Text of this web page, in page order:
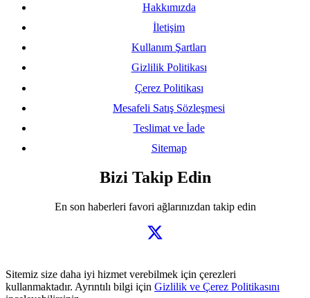
Hakkımızda
İletişim
Kullanım Şartları
Gizlilik Politikası
Çerez Politikası
Mesafeli Satış Sözleşmesi
Teslimat ve İade
Sitemap
Bizi Takip Edin
En son haberleri favori ağlarınızdan takip edin
Sitemiz size daha iyi hizmet verebilmek için çerezleri
kullanmaktadır. Ayrıntılı bilgi için Gizlilik ve Çerez Politikasını